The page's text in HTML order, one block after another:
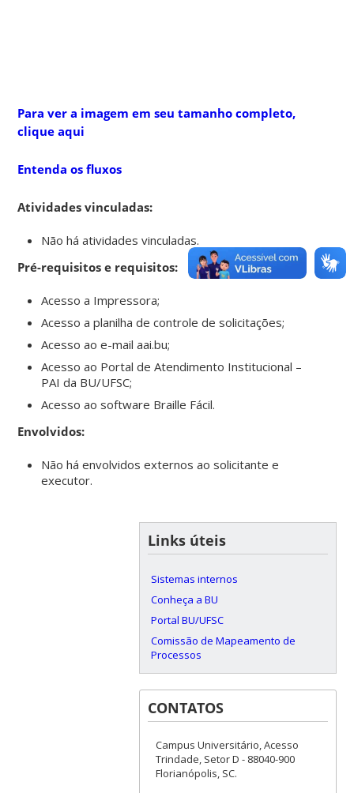
Para ver a imagem em seu tamanho completo,
clique aqui
Entenda os fluxos
Atividades vinculadas:
Não há atividades vinculadas.
Pré-requisitos e requisitos:
Acesso a Impressora;
Acesso a planilha de controle de solicitações;
Acesso ao e-mail aai.bu;
Acesso ao Portal de Atendimento Institucional –
PAI da BU/UFSC;
Acesso ao software Braille Fácil.
Envolvidos:
Não há envolvidos externos ao solicitante e
executor.
Links úteis
Sistemas internos
Conheça a BU
Portal BU/UFSC
Comissão de Mapeamento de
Processos
CONTATOS
Campus Universitário, Acesso
Trindade, Setor D - 88040-900
Florianópolis, SC.